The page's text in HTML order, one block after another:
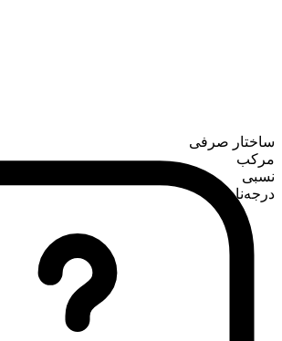
ساختار صرفی
مرکب
نسبی
درجه‌ناپذیر